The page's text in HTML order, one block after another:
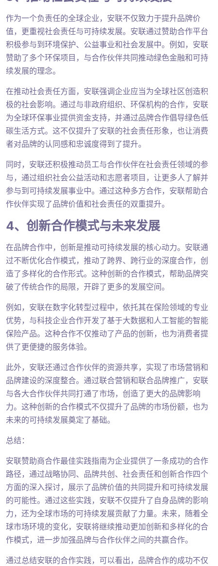
作为一个负责任的全球企业，安联不仅致力于提升品牌价
值，更重视社会责任与可持续发展。安联通过赞助合作平台
积极参与到环境保护、公益事业和社会发展中。例如，安联
赞助了多个环保项目，与合作伙伴共同推动绿色金融和可持
续发展的理念。
在推动社会责任方面，安联强调企业应当为全球社区创造积
极的社会影响。通过与非政府组织、环保机构的合作，安联
为全球环保事业提供资金支持，并通过品牌合作倡导绿色低
碳生活方式。这不仅提升了安联的社会责任形象，也让消费
者对品牌的认同感和忠诚度得到了提升。
同时，安联还积极推动员工与合作伙伴在社会责任领域的参
与，通过组织社会公益活动和志愿者项目，让更多人了解并
参与到可持续发展事业中。通过这种多方合作，安联帮助合
作伙伴实现了品牌价值和社会责任的双重提升。
4、创新合作模式与未来发展
在品牌合作中，创新是推动可持续发展的核心动力。安联通
过不断优化合作模式，推动了跨界、跨行业的深度合作，创
造了多样化的合作形式。这种创新的合作模式，帮助品牌突
破了传统合作的局限，开辟了更多的发展空间。
例如，安联在数字化转型过程中，依托其在保险领域的专业
优势，与科技企业合作开发了基于大数据和人工智能的智能
保险产品。这种合作不仅推动了产品的创新，也为消费者提
供了更便捷的服务体验。
此外，安联还通过合作伙伴的资源共享，实现了市场营销和
品牌建设的深度整合。通过联合营销和联合品牌推广，安联
与各大合作伙伴共同打通了市场，创造了更大的品牌影响
力。这种创新的合作模式不仅提升了品牌的市场份额，也为
未来的可持续发展奠定了基础。
总结：
安联赞助商合作最佳实践指南为企业提供了一条成功的合作
路径，通过战略协同、品牌共创、社会责任和创新合作四个
方面的深入探讨，展示了品牌价值的共同提升和可持续发展
的可能性。通过这些实践，安联不仅提升了自身品牌的影响
力，还为全球市场的可持续发展贡献了力量。未来，随着全
球市场环境的变化，安联将继续推动更加创新和多样化的合
作模式，进一步加强品牌与合作伙伴之间的共赢合作。
通过总结安联的合作实践，可以看出，品牌合作的成功不仅